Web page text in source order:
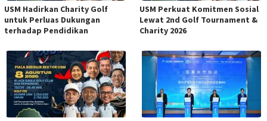
USM Hadirkan Charity Golf
untuk Perluas Dukungan
terhadap Pendidikan
USM Perkuat Komitmen Sosial
Lewat 2nd Golf Tournament &
Charity 2026